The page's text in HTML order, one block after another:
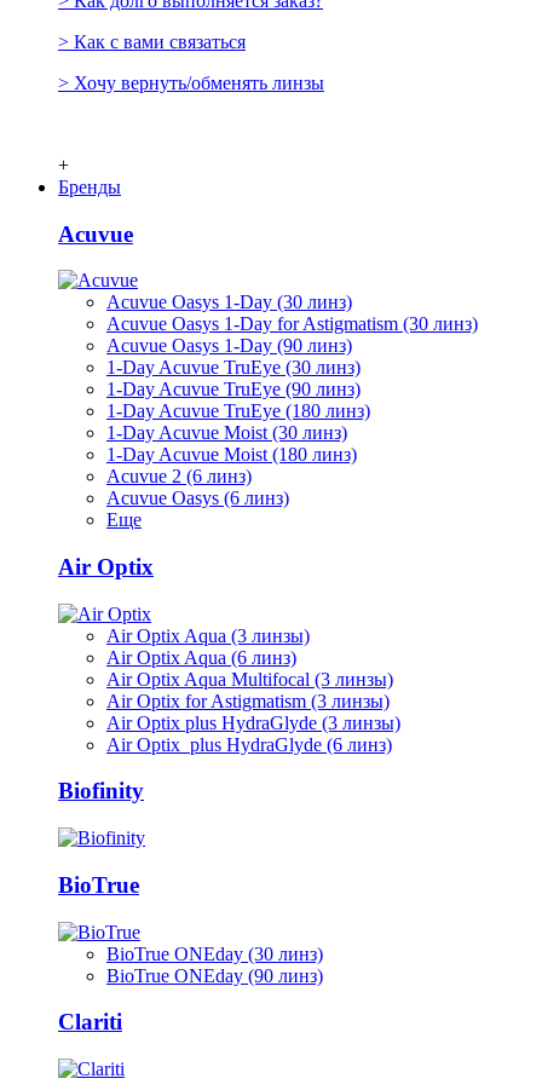
> Как с вами связаться
> Хочу вернуть/обменять линзы
+
Бренды
Acuvue
Acuvue Oasys 1-Day (30 линз)
Acuvue Oasys 1-Day for Astigmatism (30 линз)
Acuvue Oasys 1-Day (90 линз)
1-Day Acuvue TruEye (30 линз)
1-Day Acuvue TruEye (90 линз)
1-Day Acuvue TruEye (180 линз)
1-Day Acuvue Moist (30 линз)
1-Day Acuvue Moist (180 линз)
Acuvue 2 (6 линз)
Acuvue Oasys (6 линз)
Еще
Air Optix
Air Optix Aqua (3 линзы)
Air Optix Aqua (6 линз)
Air Optix Aqua Multifocal (3 линзы)
Air Optix for Astigmatism (3 линзы)
Air Optix plus HydraGlyde (3 линзы)
Air Optix plus HydraGlyde (6 линз)
Biofinity
BioTrue
BioTrue ONEday (30 линз)
BioTrue ONEday (90 линз)
Clariti